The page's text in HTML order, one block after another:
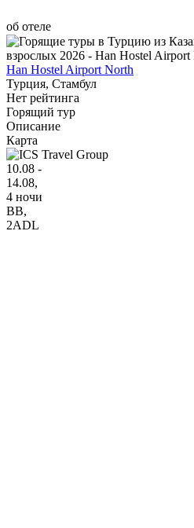
об отеле
Han Hostel Airport North
Турция, Стамбул
Нет рейтинга
Горящий тур
Описание
Карта
10.08 -
14.08,
4 ночи
BB,
2ADL